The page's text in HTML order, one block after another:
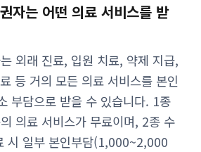
자는 어떤 의료 서비스를 받
외래 진료, 입원 치료, 약제 지급,
등 거의 모든 의료 서비스를 본인
부담으로 받을 수 있습니다. 1종
의료 서비스가 무료이며, 2종 수
시 일부 본인부담(1,000~2,000